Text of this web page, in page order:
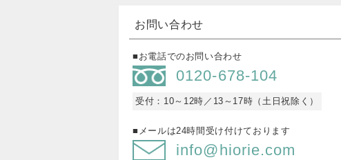
お問い合わせ
■お電話でのお問い合わせ
0120-678-104
受付：10～12時／13～17時（土日祝除く）
■メールは24時間受け付けております
info@hiorie.com